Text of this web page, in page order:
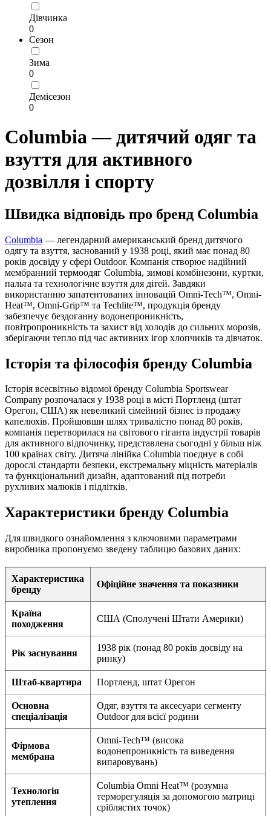
Дівчинка
0
Сезон
Зима
0
Демісезон
0
Columbia — дитячий одяг та
взуття для активного
дозвілля і спорту
Швидка відповідь про бренд Columbia
Columbia — легендарний американський бренд дитячого
одягу та взуття, заснований у 1938 році, який має понад 80
років досвіду у сфері Outdoor. Компанія створює надійний
мембранний термоодяг Columbia, зимові комбінезони, куртки,
пальта та технологічне взуття для дітей. Завдяки
використанню запатентованих інновацій Omni-Tech™, Omni-
Heat™, Omni-Grip™ та Techlite™, продукція бренду
забезпечує бездоганну водонепроникність,
повітропроникність та захист від холодів до сильних морозів,
зберігаючи тепло під час активних ігор хлопчиків та дівчаток.
Історія та філософія бренду Columbia
Історія всесвітньо відомої бренду Columbia Sportswear
Company розпочалася у 1938 році в місті Портленд (штат
Орегон, США) як невеликий сімейний бізнес із продажу
капелюхів. Пройшовши шлях тривалістю понад 80 років,
компанія перетворилася на світового гіганта індустрії товарів
для активного відпочинку, представлена сьогодні у більш ніж
100 країнах світу. Дитяча лінійка Columbia поєднує в собі
дорослі стандарти безпеки, екстремальну міцність матеріалів
та функціональний дизайн, адаптований під потреби
рухливих малюків і підлітків.
Характеристики бренду Columbia
Для швидкого ознайомлення з ключовими параметрами
виробника пропонуємо зведену таблицю базових даних:
Характеристика
бренду
Офіційне значення та показники
Країна
походження
США (Сполучені Штати Америки)
Рік заснування
1938 рік (понад 80 років досвіду на
ринку)
Штаб-квартира Портленд, штат Орегон
Основна
спеціалізація
Одяг, взуття та аксесуари сегменту
Outdoor для всієї родини
Фірмова
мембрана
Omni-Tech™ (висока
водонепроникність та виведення
випаровувань)
Технологія
утеплення
Columbia Omni Heat™ (розумна
терморегуляція за допомогою матриці
сріблястих точок)